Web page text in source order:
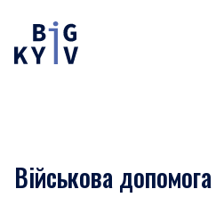
Військова допомога